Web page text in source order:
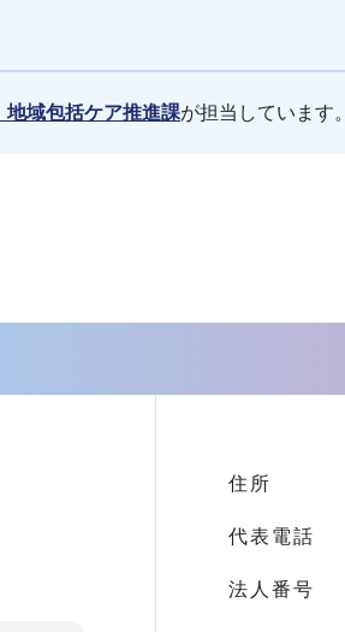
域包括ケア推進課が担当しています。
住所
代表電話
法人番号